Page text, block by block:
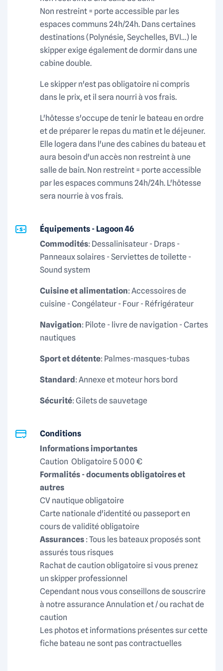
différentes zones du bateau.
Intérieur : un confort digne d’un
hôtel flottant
Signé par le cabinet
raffiné :
2 cabines simple en pointe
2 salles de bain (wc + douche)
Carré spacieux avecvue panoramique à 360°
Cuisine ouverte entièrement équipée avec plan de
travail généreux
Finitions modernes et matériaux de qualité
Grâce à une large baie vitrée coulissante, le carré
s’ouvre totalement sur le cockpit arrière, créant un
vaste espace de vie intérieur/extérieur idéal pour la
Performances & manœuvrabilité
Le Bali Catsmart est conçu pour offrir une navigation
simple, confortable et sécurisante. :
D'une grand-voile à corne offrant d'excellentes
facilitées
navigation fluide, même avec un équipage réduit
D'une carène moderne garantissant stabilité,
confort et excellente tenue à la mer
Caractéristiques techniques
Longueur hors tout :11,78 m
Largeur : 6,46 m
Tirant d'eau :1,10 m
Capacité couchages :jusqu'à 8 personnes
Réservoir d'eau douce :660 L
Réservoir de carburant :400 L
Non restreint = porte accessible par les
espaces communs 24h/24h. Dans certaines
destinations (Polynésie, Seychelles, BVI…) le
skipper exige également de dormir dans une
cabine double.
Le skipper n'est pas obligatoire ni compris
dans le prix, et il sera nourri à vos frais.
L'hôtesse s'occupe de tenir le bateau en ordre
et de préparer le repas du matin et le déjeuner.
Elle logera dans l'une des cabines du bateau et
aura besoin d'un accès non restreint à une
salle de bain. Non restreint = porte accessible
par les espaces communs 24h/24h. L'hôtesse
sera nourrie à vos frais.
Équipements - Lagoon 46
Commodités: Dessalinisateur - Draps -
Panneaux solaires - Serviettes de toilette -
Sound system
Cuisine et alimentation: Accessoires de
cuisine - Congélateur - Four - Réfrigérateur
Navigation: Pilote - livre de navigation - Cartes
nautiques
Sport et détente: Palmes-masques-tubas
Standard: Annexe et moteur hors bord
Sécurité: Gilets de sauvetage
Conditions
Informations importantes
Caution Obligatoire 5 000 €
Formalités - documents obligatoires et
autres
CV nautique obligatoire
Carte nationale d'identité ou passeport en
cours de validité obligatoire
Assurances : Tous les bateaux proposés sont
assurés tous risques
Rachat de caution obligatoire si vous prenez
un skipper professionnel
Cependant nous vous conseillons de souscrire
à notre assurance Annulation et / ou rachat de
caution
Les photos et informations présentes sur cette
fiche bateau ne sont pas contractuelles